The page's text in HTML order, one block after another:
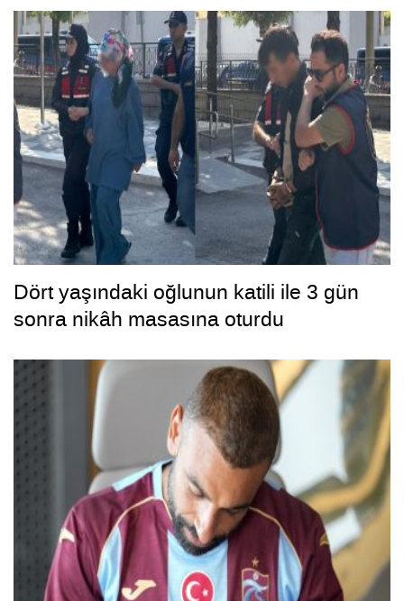
Dört yaşındaki oğlunun katili ile 3 gün
sonra nikâh masasına oturdu